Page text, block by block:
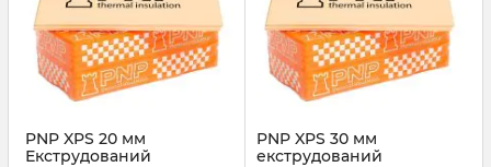
PNP XPS 20 мм
Екструдований
PNP XPS 30 мм
екструдований